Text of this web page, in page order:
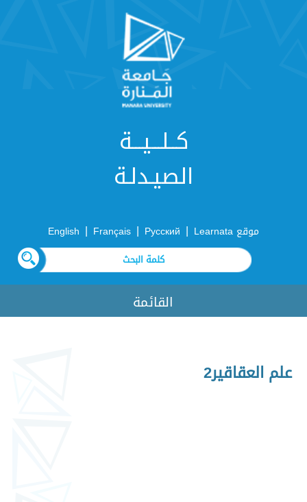
كــلـــيـــة
الصيـدلـة
موقع Learnata |
Русский
|
Français
|
English
القائمة
علم العقاقير2